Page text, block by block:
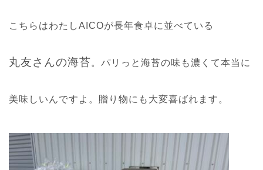
こちらはわたしAICOが長年食卓に並べている
丸友さんの海苔。パリっと海苔の味も濃くて本当に
美味しいんですよ。贈り物にも大変喜ばれます。